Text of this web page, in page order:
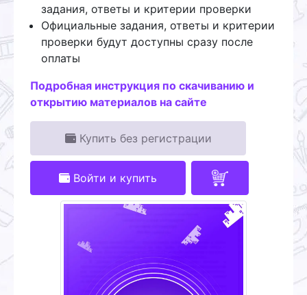
задания, ответы и критерии проверки
Официальные задания, ответы и критерии
проверки будут доступны сразу после
оплаты
Подробная инструкция по скачиванию и
открытию материалов на сайте
Купить без регистрации
Войти и купить